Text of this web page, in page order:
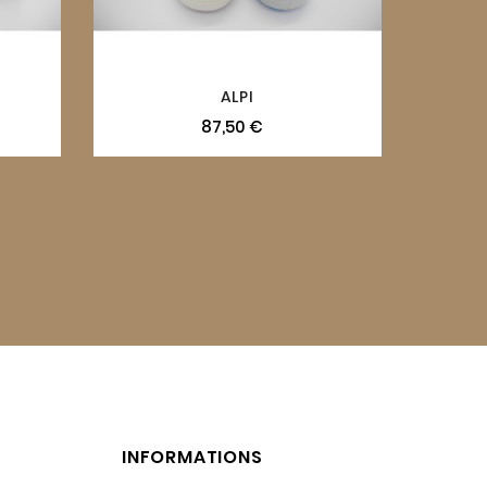
ALPI
87,50 €
INFORMATIONS